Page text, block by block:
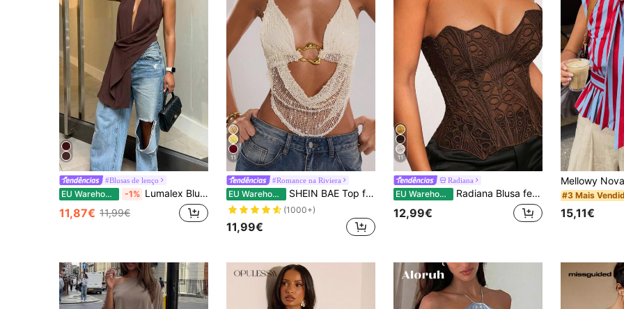
#Blusas de lenço
EU Warehouse -1% Lumalex Blusa feminina com barra assimétrica, recorte e amarração no pescoço.
11,87€ 11,99€
11
#Romance na Riviera
EU Warehouse SHEIN BAE Top feminino de verão sexy, estilo boêmio, para praia, férias, shows, com amarração no pescoço e detalhes em metal, em crochê. Ideal para o verão e para baladas.
(1000+)
11,99€
11
Radiana
EU Warehouse Radiana Blusa feminina casual sexy e versátil com amarração nas costas
12,99€
#3 Mais
15,11€